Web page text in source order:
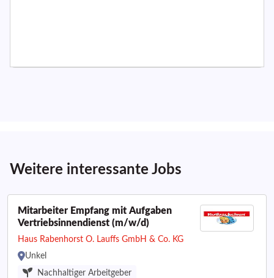
Weitere interessante Jobs
Mitarbeiter Empfang mit Aufgaben
Vertriebsinnendienst (m/w/d)
Haus Rabenhorst O. Lauffs GmbH & Co. KG
Unkel
Nachhaltiger Arbeitgeber